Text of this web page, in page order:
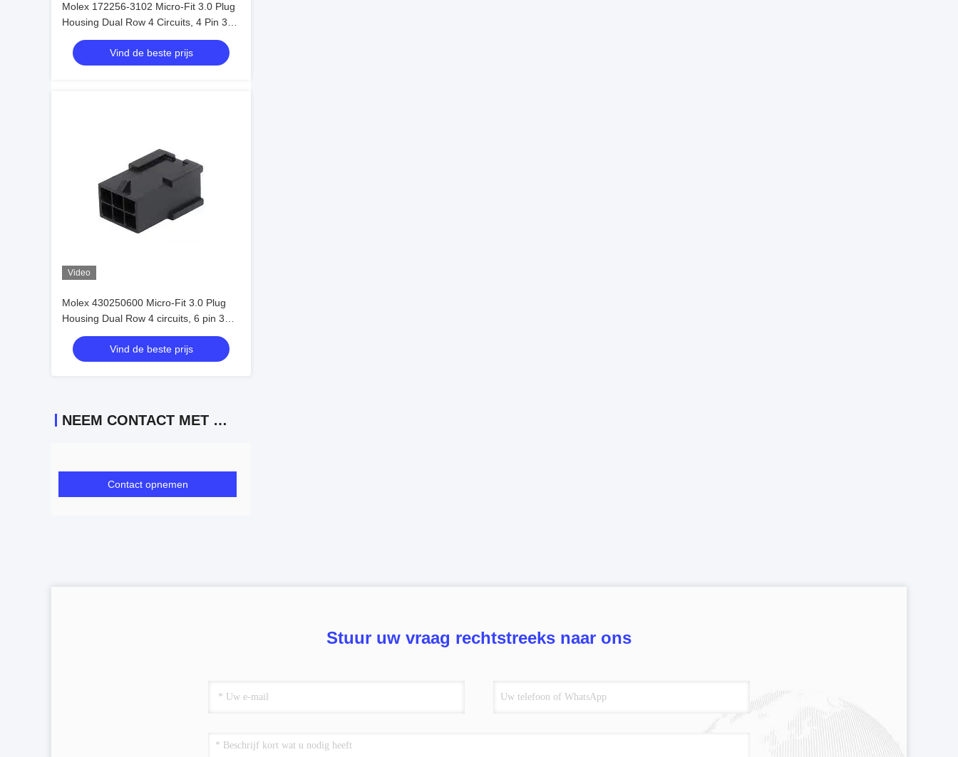
Molex 172256-3102 Micro-Fit 3.0 Plug
Housing Dual Row 4 Circuits, 4 Pin 3
mm in voorraad 172256-3102
Vind de beste prijs
Video
Molex 430250600 Micro-Fit 3.0 Plug
Housing Dual Row 4 circuits, 6 pin 3
mm In voorraad 430250600
Vind de beste prijs
NEEM CONTACT MET ONS OP
Contact opnemen
Stuur uw vraag rechtstreeks naar ons